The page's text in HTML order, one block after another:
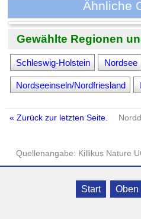
Ähnliche
Gewählte Regionen
Schleswig-Holstein Nordsee
Nordseeinseln/Nordfriesland
« Zurück zur letzten Seite.
Quellenangabe: Killikus Nature
DATENSCHUTZ· ©
Reuter-
Start Oben